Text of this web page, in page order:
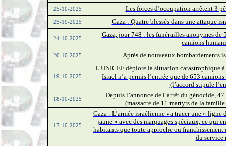
25-10-2025 Les forces d’occupation arrêtent 3
25-10-2025 Gaza : Quatre blessés dans une attaque
24-10-2025
Gaza, jour 748 : les funérailles anonymes
camions
20-10-2025 Après de nouveaux bombardements
19-10-2025
L’UNICEF déplore la situation catastrophique
Israël n’a permis l’entrée que de 653
(l’accord stipule
18-10-2025
Depuis l’annonce de l’arrêt du génocide,
(massacre de 11 martyrs de la
17-10-2025
Gaza : L’armée israélienne va tracer une «
jaune » avec des marquages spéciaux, ce qui
habitants que toute approche ou
du